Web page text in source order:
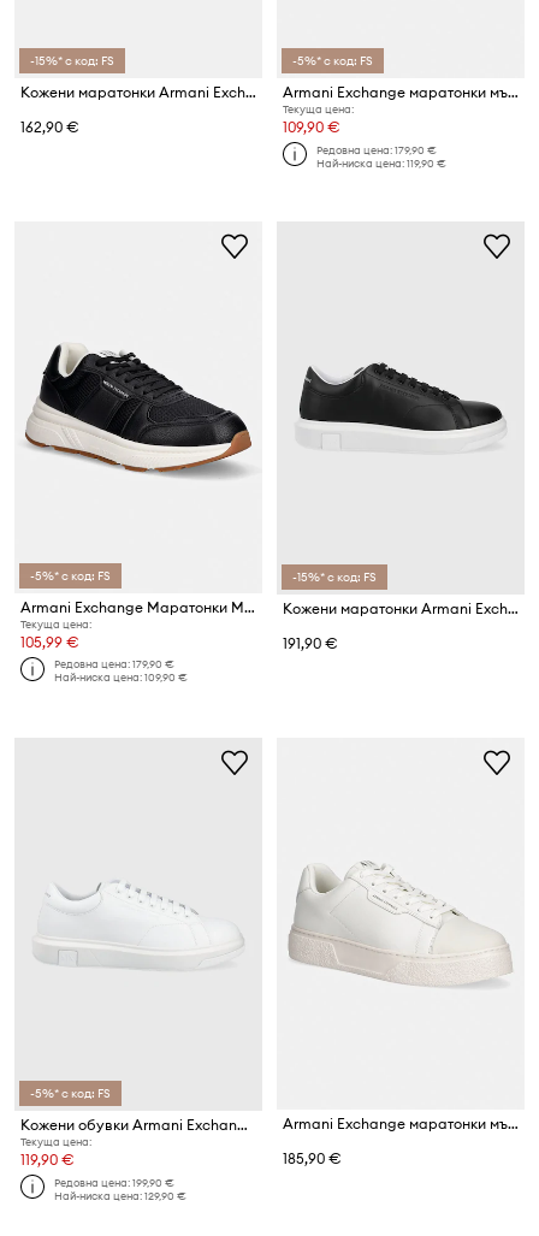
-15%* с код: FS
Кожени маратонки Armani Exchange
162,90 €
-5%* с код: FS
Armani Exchange маратонки мъжки
Текуща цена:
109,90 €
Редовна цена:179,90 €
Най-ниска цена:119,90 €
-5%* с код: FS
Armani Exchange Маратонки Мъжки
Текуща цена:
105,99 €
Редовна цена:179,90 €
Най-ниска цена:109,90 €
-15%* с код: FS
Кожени маратонки Armani Exchange
191,90 €
-5%* с код: FS
Кожени обувки Armani Exchange
Текуща цена:
119,90 €
Редовна цена:199,90 €
Най-ниска цена:129,90 €
Armani Exchange маратонки мъжки
185,90 €